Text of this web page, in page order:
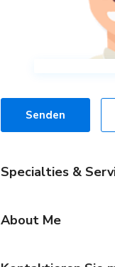
Senden
Specialties &
About Me